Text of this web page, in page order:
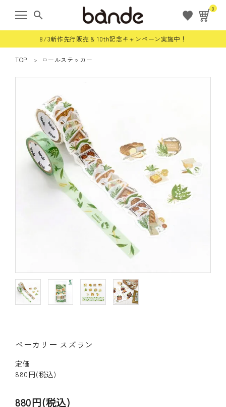
search
0
8/3新作先行販売 & 10th記念キャンペーン実施中！
ログイン
すべての商品
限定商品
ロールステッカー
ご利用ガイド／よくあるご質問
マイページ
企業（法人）の皆様へ
TOP ロールステッカー
ベーカリー スズラン
定価
880円(税込)
880円(税込)